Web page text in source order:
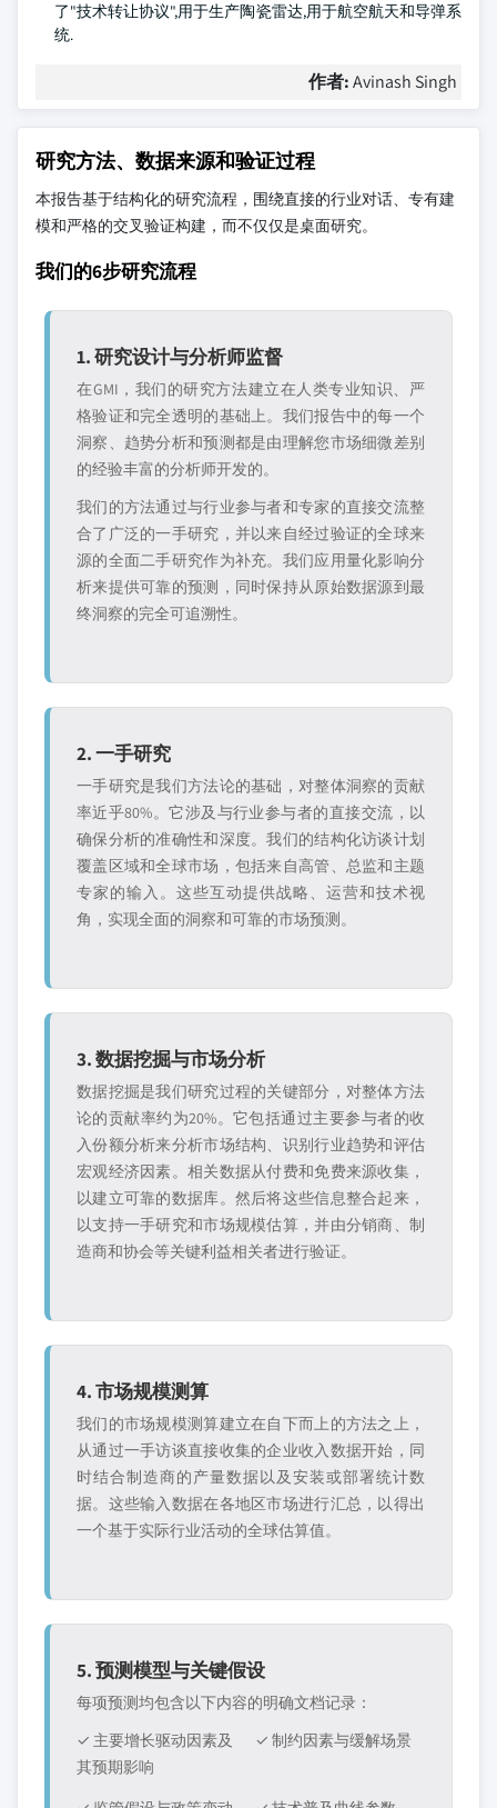
了"技术转让协议",用于生产陶瓷雷达,用于航空航天和导弹系
统.
作者:Avinash Singh
研究方法、数据来源和验证过程
本报告基于结构化的研究流程，围绕直接的行业对话、专有建
模和严格的交叉验证构建，而不仅仅是桌面研究。
我们的6步研究流程
1. 研究设计与分析师监督
在GMI，我们的研究方法建立在人类专业知识、严
格验证和完全透明的基础上。我们报告中的每一个
洞察、趋势分析和预测都是由理解您市场细微差别
的经验丰富的分析师开发的。
我们的方法通过与行业参与者和专家的直接交流整
合了广泛的一手研究，并以来自经过验证的全球来
源的全面二手研究作为补充。我们应用量化影响分
析来提供可靠的预测，同时保持从原始数据源到最
终洞察的完全可追溯性。
2. 一手研究
一手研究是我们方法论的基础，对整体洞察的贡献
率近乎80%。它涉及与行业参与者的直接交流，以
确保分析的准确性和深度。我们的结构化访谈计划
覆盖区域和全球市场，包括来自高管、总监和主题
专家的输入。这些互动提供战略、运营和技术视
角，实现全面的洞察和可靠的市场预测。
3. 数据挖掘与市场分析
数据挖掘是我们研究过程的关键部分，对整体方法
论的贡献率约为20%。它包括通过主要参与者的收
入份额分析来分析市场结构、识别行业趋势和评估
宏观经济因素。相关数据从付费和免费来源收集，
以建立可靠的数据库。然后将这些信息整合起来，
以支持一手研究和市场规模估算，并由分销商、制
造商和协会等关键利益相关者进行验证。
4. 市场规模测算
我们的市场规模测算建立在自下而上的方法之上，
从通过一手访谈直接收集的企业收入数据开始，同
时结合制造商的产量数据以及安装或部署统计数
据。这些输入数据在各地区市场进行汇总，以得出
一个基于实际行业活动的全球估算值。
5. 预测模型与关键假设
每项预测均包含以下内容的明确文档记录：
✓ 主要增长驱动因素及
其预期影响
✓ 制约因素与缓解场景